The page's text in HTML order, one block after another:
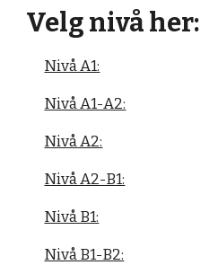
Velg nivå her:
Nivå A1:
Nivå A1-A2:
Nivå A2:
Nivå A2-B1:
Nivå B1:
Nivå B1-B2: